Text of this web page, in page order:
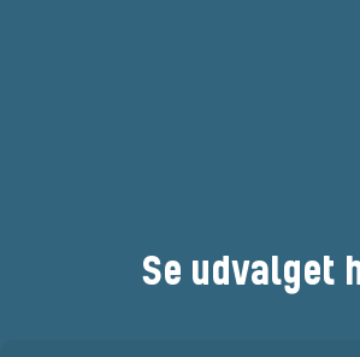
I sortimentet under Tulip Pålækker
Se udvalget